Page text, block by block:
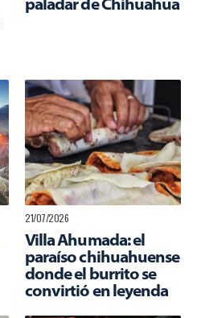
21/07/2026
Villa Ahumada: el
paraíso chihuahuense
donde el burrito se
convirtió en leyenda